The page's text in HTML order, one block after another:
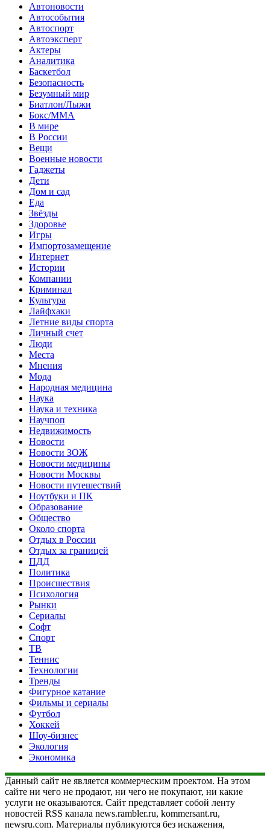
Автоновости
Автособытия
Автоспорт
Автоэксперт
Актеры
Аналитика
Баскетбол
Безопасность
Безумный мир
Биатлон/Лыжи
Бокс/MMA
В мире
В России
Вещи
Военные новости
Гаджеты
Дети
Дом и сад
Еда
Звёзды
Здоровье
Игры
Импортозамещение
Интернет
Истории
Компании
Криминал
Культура
Лайфхаки
Летние виды спорта
Личный счет
Люди
Места
Мнения
Мода
Народная медицина
Наука
Наука и техника
Научпоп
Недвижимость
Новости
Новости ЗОЖ
Новости медицины
Новости Москвы
Новости путешествий
Ноутбуки и ПК
Образование
Общество
Около спорта
Отдых в России
Отдых за границей
ПДД
Политика
Происшествия
Психология
Рынки
Сериалы
Софт
Спорт
ТВ
Теннис
Технологии
Тренды
Фигурное катание
Фильмы и сериалы
Футбол
Хоккей
Шоу-бизнес
Экология
Экономика
Данный сайт не является коммерческим проектом. На этом
сайте ни чего не продают, ни чего не покупают, ни какие
услуги не оказываются. Сайт представляет собой ленту
новостей RSS канала news.rambler.ru, kommersant.ru,
newsru.com. Материалы публикуются без искажения,